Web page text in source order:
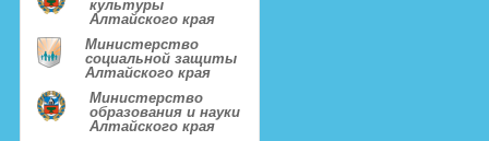
культуры
Алтайского края
Министерство
социальной защиты
Алтайского края
Министерство
образования и науки
Алтайского края